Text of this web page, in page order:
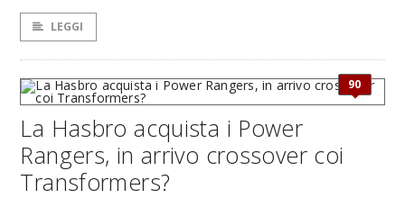
LEGGI
90
La Hasbro acquista i Power
Rangers, in arrivo crossover coi
Transformers?